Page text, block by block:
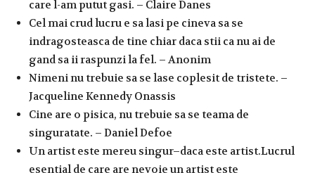
care l-am putut gasi. – Claire Danes
Cel mai crud lucru e sa lasi pe cineva sa se
indragosteasca de tine chiar daca stii ca nu ai de
gand sa ii raspunzi la fel. – Anonim
Nimeni nu trebuie sa se lase coplesit de tristete. –
Jacqueline Kennedy Onassis
Cine are o pisica, nu trebuie sa se teama de
singuratate. – Daniel Defoe
Un artist este mereu singur–daca este artist.Lucrul
esential de care are nevoie un artist este